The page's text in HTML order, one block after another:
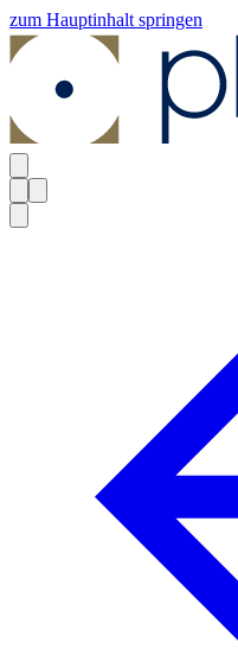
zum Hauptinhalt springen